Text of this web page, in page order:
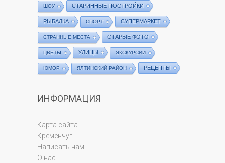
ШОУ СТАРИННЫЕ ПОСТРОЙКИ
РЫБАЛКА СПОРТ СУПЕРМАРКЕТ
СТРАННЫЕ МЕСТА СТАРЫЕ ФОТО
ЦВЕТЫ УЛИЦЫ ЭКСКУРСИИ
ЮМОР ЯЛТИНСКИЙ РАЙОН РЕЦЕПТЫ
ИНФОРМАЦИЯ
Карта сайта
Кременчуг
Написать нам
О нас